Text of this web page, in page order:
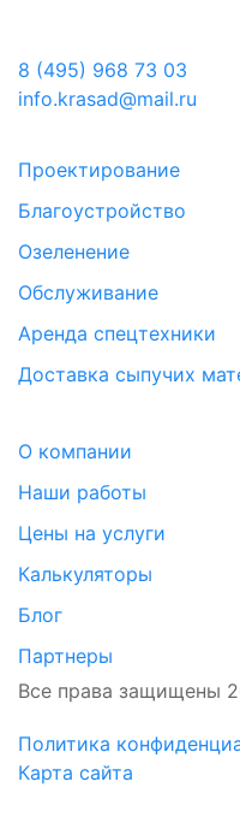
8 (495) 968 73 03
info.krasad@mail.ru
Проектирование
Благоустройство
Озеленение
Обслуживание
Аренда спецтехники
Доставка сыпучих
О компании
Наши работы
Цены на услуги
Калькуляторы
Блог
Партнеры
Все права защищены
Политика
Карта сайта